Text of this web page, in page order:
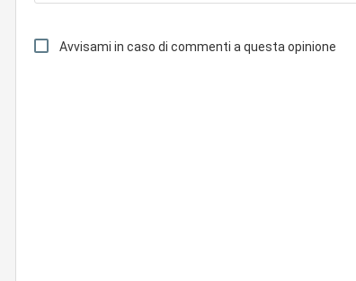
Avvisami in caso di commenti a questa opinione